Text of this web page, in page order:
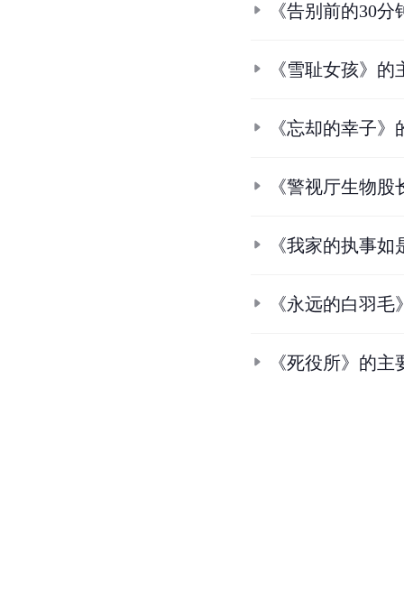
《告别前的30
《雪耻女孩》的
《忘却的幸子
《警视厅生物
《我家的执事
《永远的白羽
《死役所》的主